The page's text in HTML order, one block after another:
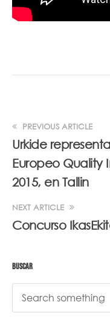
PREVIOUS ARTICLE
Urkide
Europeo Quality
2015, en Tallin
NEXT ARTICLE
Concurso
BUSCAR